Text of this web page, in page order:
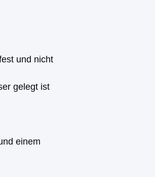
und nicht
gelegt ist
einem